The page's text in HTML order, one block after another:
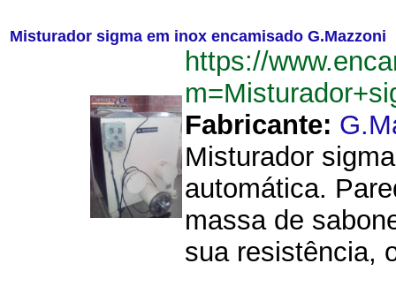
Misturador sigma em inox encamisado G.Mazzoni
https://
Fabricante:
Misturador
automática.
massa de
sua resistência,